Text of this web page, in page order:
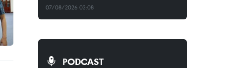
07/08/2026 03:08
PODCAST